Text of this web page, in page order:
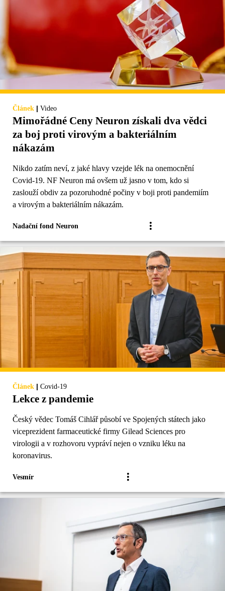
Článek | Video
Mimořádné Ceny Neuron získali dva vědci
za boj proti virovým a bakteriálním
nákazám
Nikdo zatím neví, z jaké hlavy vzejde lék na onemocnění
Covid-19. NF Neuron má ovšem už jasno v tom, kdo si
zaslouží obdiv za pozoruhodné počiny v boji proti pandemiím
a virovým a bakteriálním nákazám.
Nadační fond Neuron
Článek | Covid-19
Lekce z pandemie
Český vědec Tomáš Cihlář působí ve Spojených státech jako
viceprezident farmaceutické firmy Gilead Sciences pro
virologii a v rozhovoru vypráví nejen o vzniku léku na
koronavirus.
Vesmír